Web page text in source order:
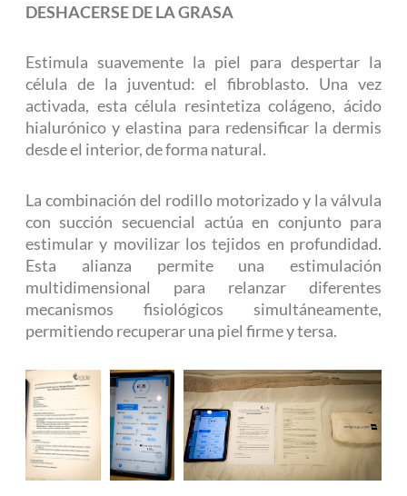
DESHACERSE DE LA GRASA
Estimula suavemente la piel para despertar la
célula de la juventud: el fibroblasto. Una vez
activada, esta célula resintetiza colágeno, ácido
hialurónico y elastina para redensificar la dermis
desde el interior, de forma natural.
La combinación del rodillo motorizado y la válvula
con succión secuencial actúa en conjunto para
estimular y movilizar los tejidos en profundidad.
Esta alianza permite una estimulación
multidimensional para relanzar diferentes
mecanismos fisiológicos simultáneamente,
permitiendo recuperar una piel firme y tersa.